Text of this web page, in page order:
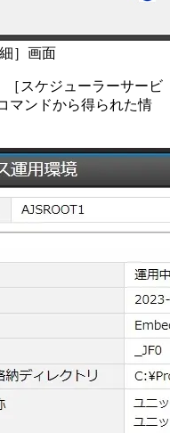
］画面
［スケジューラーサービ
マンドから得られた情